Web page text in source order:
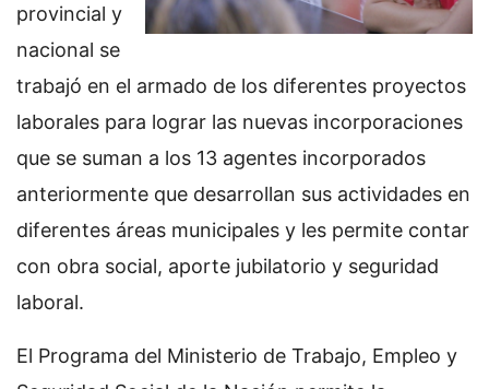
provincial y
nacional se
trabajó en el armado de los diferentes proyectos
laborales para lograr las nuevas incorporaciones
que se suman a los 13 agentes incorporados
anteriormente que desarrollan sus actividades en
diferentes áreas municipales y les permite contar
con obra social, aporte jubilatorio y seguridad
laboral.
El Programa del Ministerio de Trabajo, Empleo y